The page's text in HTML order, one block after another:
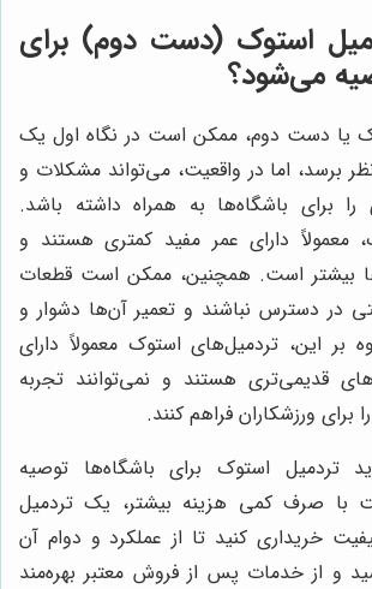
استوک (دست دوم) برای
می‌شود؟
یا دست دوم، ممکن است در نگاه اول یک
برسد، اما در واقعیت، می‌تواند مشکلات و
برای باشگاه‌ها به همراه داشته باشد.
معمولاً دارای عمر مفید کمتری هستند و
بیشتر است. همچنین، ممکن است قطعات
در دسترس نباشند و تعمیر آن‌ها دشوار و
بر این، تردمیل‌های استوک معمولاً دارای
قدیمی‌تری هستند و نمی‌توانند تجربه
ورزشکاران فراهم کنند.
تردمیل استوک برای باشگاه‌ها توصیه
با صرف کمی هزینه بیشتر، یک تردمیل
خریداری کنید تا از عملکرد و دوام آن
و از خدمات پس از فروش معتبر بهره‌مند